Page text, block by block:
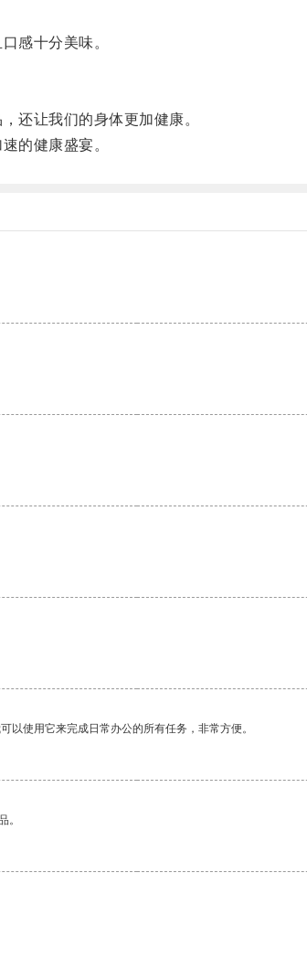
感十分美味。
让我们的身体更加健康。
的健康盛宴。
以使用它来完成日常办公的所有任务，非常方便。
。